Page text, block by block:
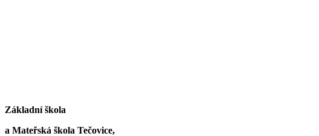
Základní škola
a Mateřská škola Tečovice,